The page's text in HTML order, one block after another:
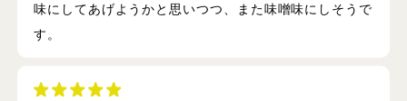
味にしてあげようかと思いつつ、また味噌味にしそうで
す。